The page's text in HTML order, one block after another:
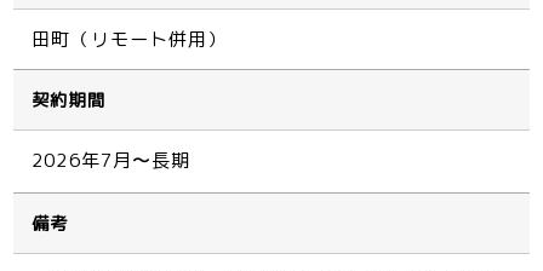
田町（リモート併用）
契約期間
2026年7月〜長期
備考